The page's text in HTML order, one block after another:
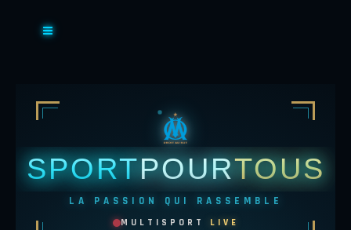
SPORTPOURTOUS
LA PASSION QUI RASSEMBLE
MULTISPORT LIVE